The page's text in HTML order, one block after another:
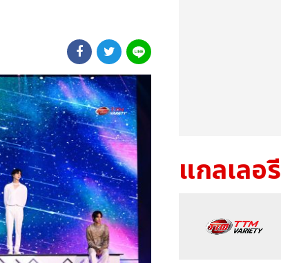
แกลเลอรี